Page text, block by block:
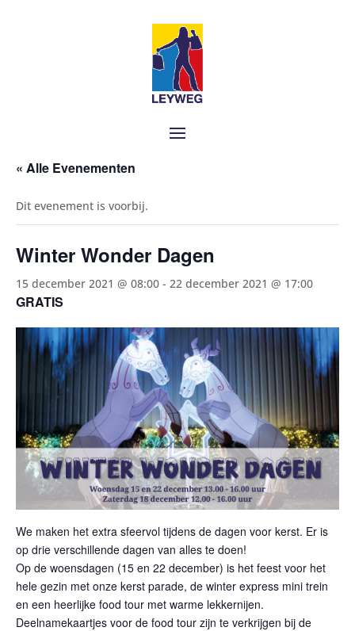
« Alle Evenementen
Dit evenement is voorbij.
Winter Wonder Dagen
15 december 2021 @ 08:00 - 22 december 2021 @ 17:00
GRATIS
We maken het extra sfeervol tijdens de dagen voor kerst. Er is
op drie verschillende dagen van alles te doen!
Op de woensdagen (15 en 22 december) is het feest voor het
hele gezin met onze kerst parade, de winter express mini trein
en een heerlijke food tour met warme lekkernijen.
Deelnamekaartjes voor de food tour zijn te verkrijgen bij de